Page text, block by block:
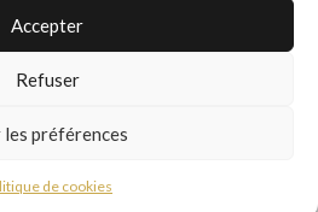
Accepter
Refuser
les préférences
de cookies
and Developed by